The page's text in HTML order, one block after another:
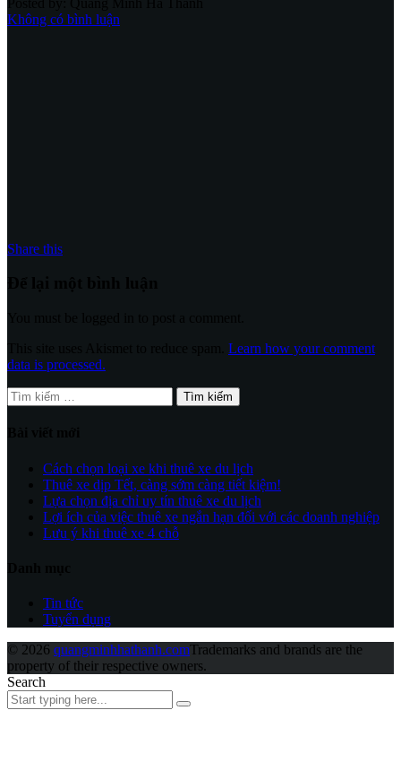
Không có bình luận
Share this
Learn how your comment
data is processed.
Tìm
kiếm
Cách chọn loại xe khi thuê xe du lịch
Thuê xe dịp Tết, càng sớm càng tiết kiệm!
Lựa chọn địa chỉ uy tín thuê xe du lịch
Lợi ích của việc thuê xe ngắn hạn đối với các doanh nghiệp
Lưu ý khi thuê xe 4 chỗ
Tin tức
Tuyển dụng
© 2026 quangminhhathanh.comTrademarks and brands are the
property of their respective owners.
Search